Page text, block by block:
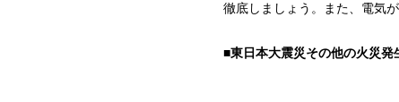
徹底しましょう。また、電気
■東日本大震災その他の火災発